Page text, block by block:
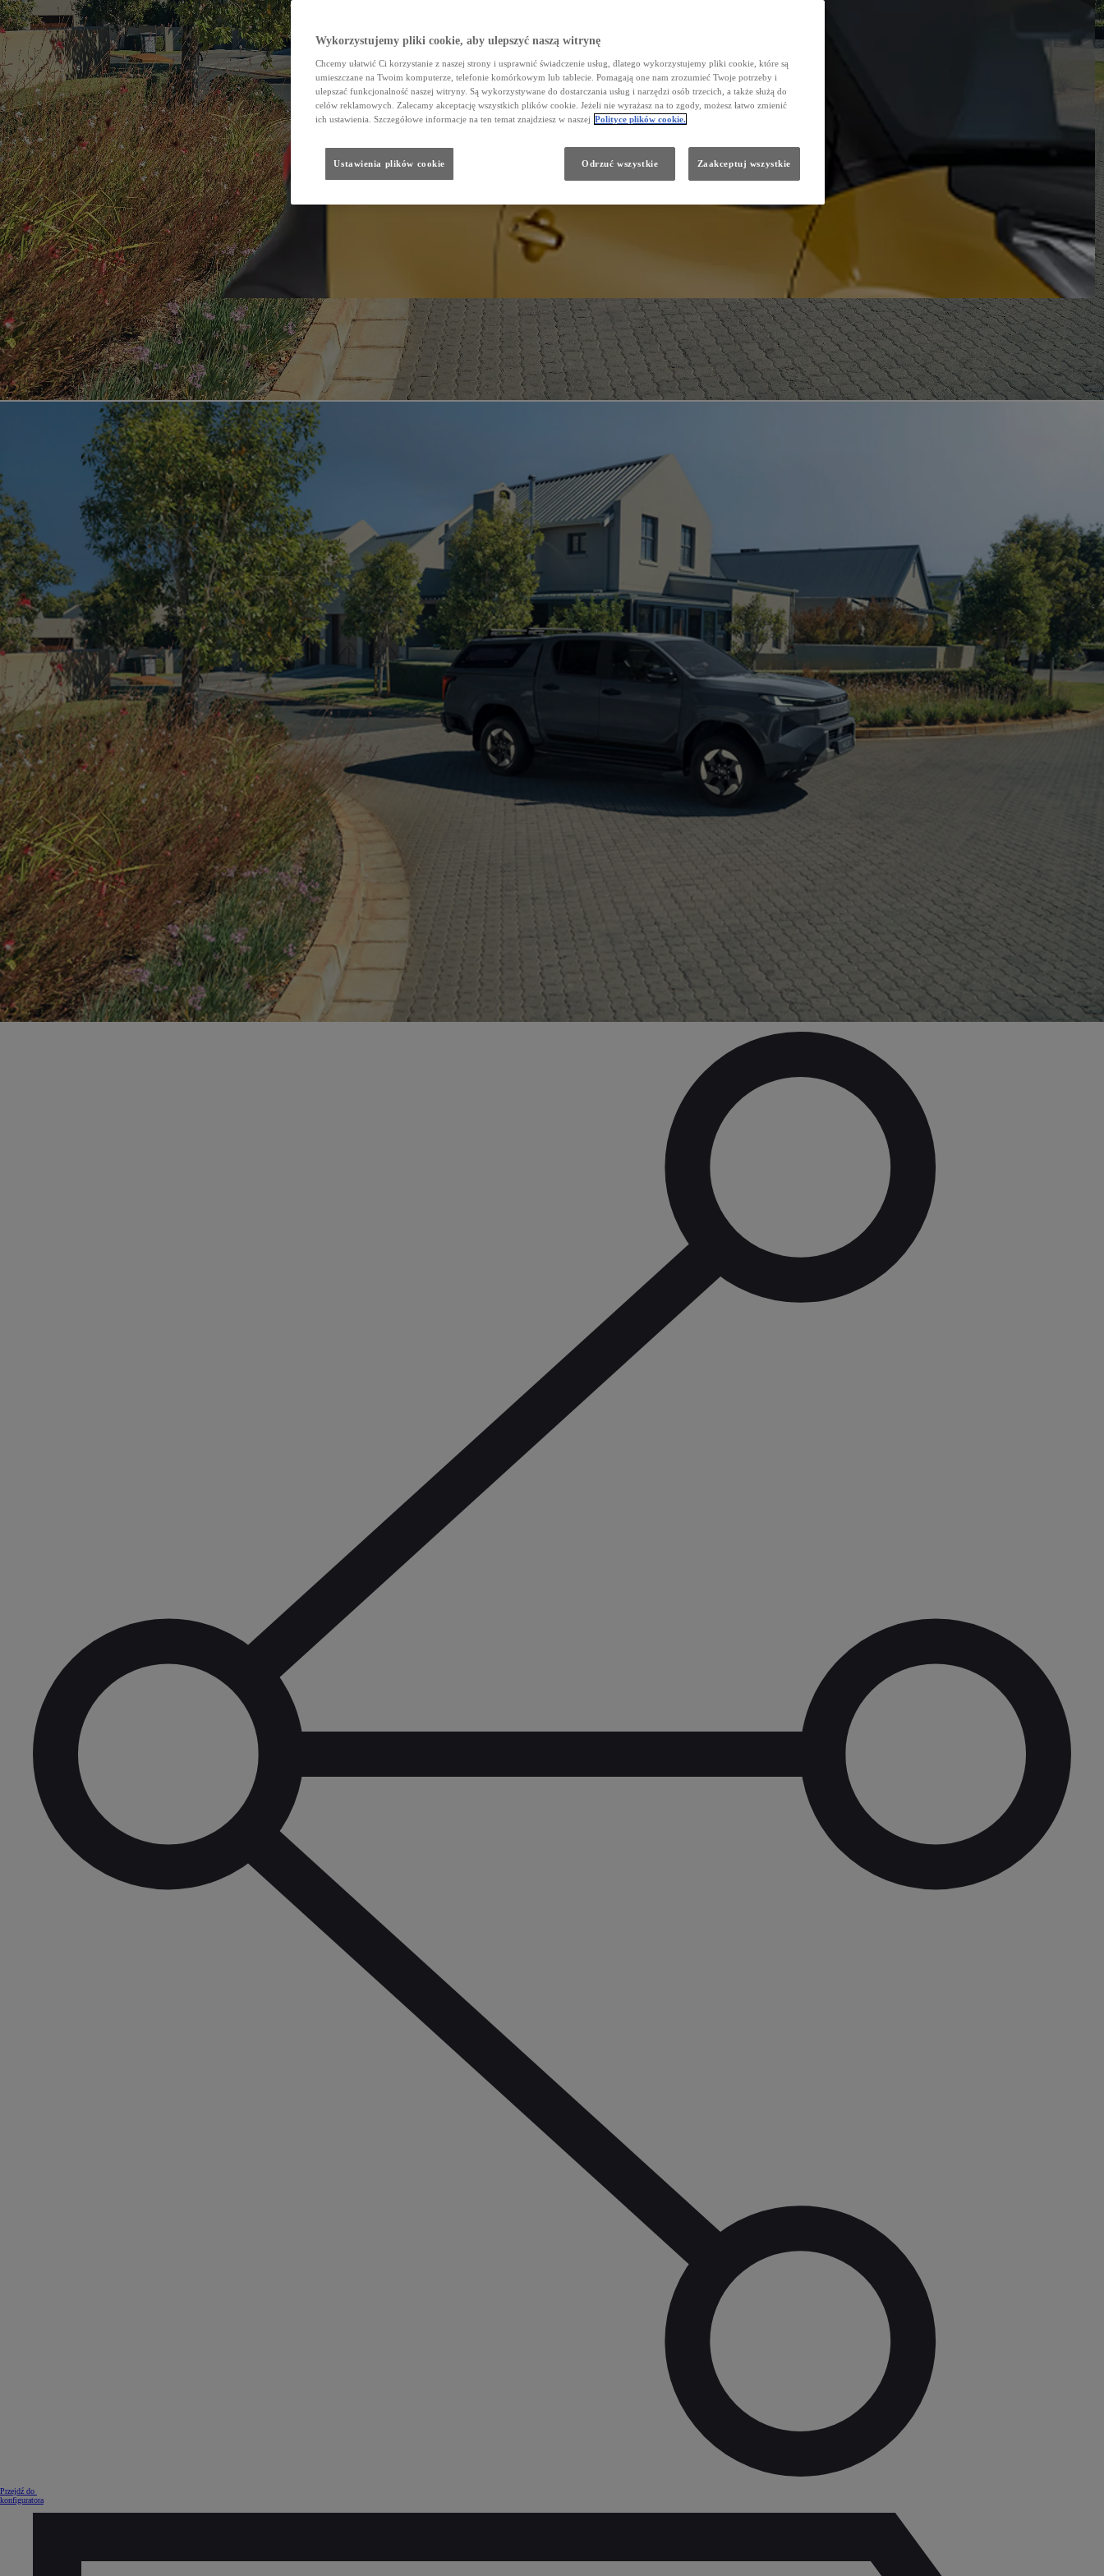
Od81 900 zł
Yaris Cross
Przejdź do
konfiguratora
Wykorzystujemy pliki cookie, aby ulepszyć naszą witrynę
Chcemy ułatwić Ci korzystanie z naszej strony i usprawnić świadczenie usług, dlatego wykorzystujemy pliki cookie, które są
umieszczane na Twoim komputerze, telefonie komórkowym lub tablecie. Pomagają one nam zrozumieć Twoje potrzeby i
ulepszać funkcjonalność naszej witryny. Są wykorzystywane do dostarczania usług i narzędzi osób trzecich, a także służą do
celów reklamowych. Zalecamy akceptację wszystkich plików cookie. Jeżeli nie wyrażasz na to zgody, możesz łatwo zmienić
ich ustawienia. Szczegółowe informacje na ten temat znajdziesz w naszej Polityce plików cookie.
Ustawienia plików cookie Odrzuć wszystkie Zaakceptuj wszystkie